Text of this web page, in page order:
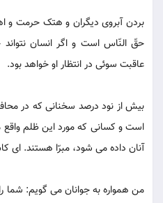
بردن آبروی دیگران و هتک حرمت و
حقّ النّاس است و اگر انسان
عاقبت سوئی در انتظار او خواهد بود.
بیش از نود درصد سخنانی که در
است و کسانی که مورد این ظلم
آنان داده می شود، مبرّا هستند. ای
من همواره به جوانان می گویم: